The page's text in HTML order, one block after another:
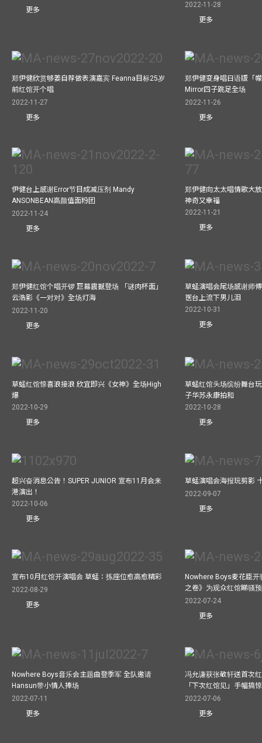
更多
2022-11-28
更多
郑伊健欣赏够姜自荐做表演嘉宾 Feanna目标25岁
前红馆开个唱
2022-11-27
更多
郑伊健变身唱日语版「
Mirror四子跳足全场
2022-11-26
更多
伊健台上感谢Error节目成减压剂 Mandy
ANSONBEAN高颜值面粉团
2022-11-24
更多
郑伊健向太太唱情歌大
神奇又幸福
2022-11-21
更多
郑伊健红馆个唱开锣 巨幕震撼登场 「谜肉杯面」
云浩影《一对对》全场灯海
2022-11-20
更多
草蜢演唱会尾场感谢师
医台上流下男儿泪
2022-10-31
更多
草蜢红馆惊喜浪接浪 欣宜即兴《女神》全场High
爆
2022-10-29
更多
草蜢红馆头场缤纷舞台
子华苏永康拍和
2022-10-28
更多
超兴奋消息公告！SUPER JUNIOR 宣布11月会来
港演出！
2022-10-06
更多
草蜢演唱会海报玩剪影
2022-09-07
更多
宣布10月红馆开演唱会 草蜢：拣座位愈高愈精彩
2022-08-29
更多
Nowhere Boys麦花臣
之卷》为观众红馆睇骚
2022-07-24
更多
Nowhere Boys音乐会主题曲登季军 全队邀请
Hansun带小情人捧场
2022-07-11
更多
冯允谦获张敬轩送首次
「下次红馆见」手幅搞
2022-07-06
更多